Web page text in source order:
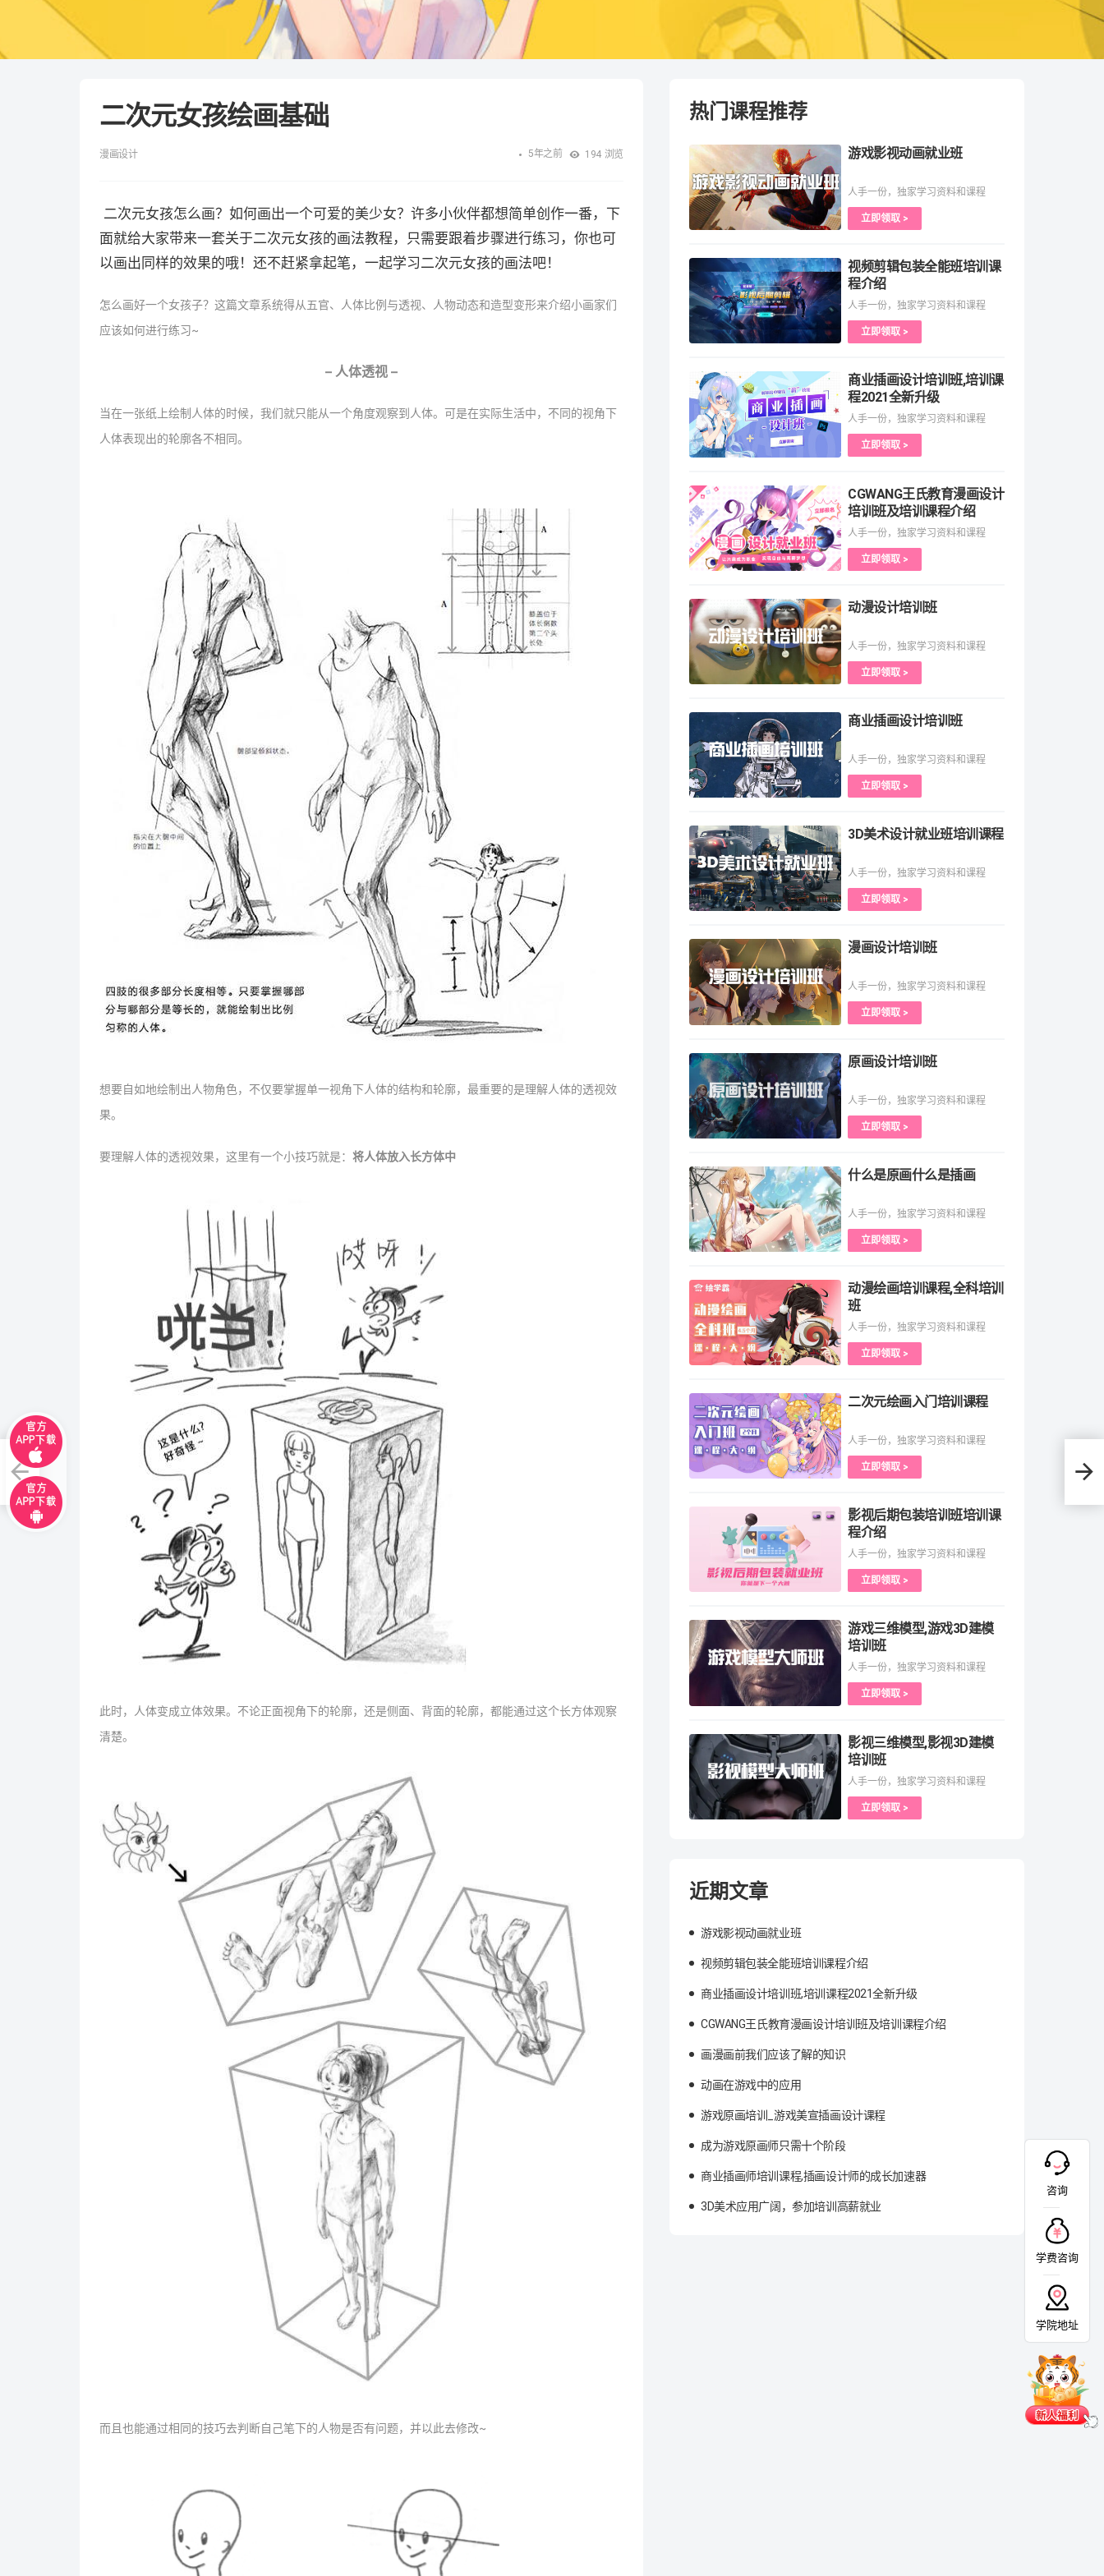
二次元女孩绘画基础
漫画设计 5年之前 194 浏览
二次元女孩怎么画？如何画出一个可爱的美少女？许多小伙伴都想简单创作一番，下
面就给大家带来一套关于二次元女孩的画法教程，只需要跟着步骤进行练习，你也可
以画出同样的效果的哦！还不赶紧拿起笔，一起学习二次元女孩的画法吧！
怎么画好一个女孩子？ 这篇文章系统得从五官、人体比例与透视、人物动态和造型变形来介绍小画家们
应该如何进行练习~
– 人体透视 –
当在一张纸上绘制人体的时候，我们就只能从一个角度观察到人体。可是在实际生活中，不同的视角下
人体表现出的轮廓各不相同。
想要自如地绘制出人物角色，不仅要掌握单一视角下人体的结构和轮廓，最重要的是理解人体的透视效
果。
要理解人体的透视效果，这里有一个小技巧就是： 将人体放入长方体中
此时，人体变成立体效果。不论正面视角下的轮廓，还是侧面、背面的轮廓，都能通过这个长方体观察
清楚。
而且也能通过相同的技巧去判断自己笔下的人物是否有问题，并以此去修改~
学习
热门课程推荐
游戏影视动画就业班
人手一份，独家学习资料和课程
立即领取 >
视频剪辑包装全能班培训课
程介绍
人手一份，独家学习资料和课程
立即领取 >
商业插画设计培训班,培训课
程2021全新升级
人手一份，独家学习资料和课程
立即领取 >
CGWANG王氏教育漫画设计
培训班及培训课程介绍
人手一份，独家学习资料和课程
立即领取 >
动漫设计培训班
人手一份，独家学习资料和课程
立即领取 >
商业插画设计培训班
人手一份，独家学习资料和课程
立即领取 >
3D美术设计就业班培训课程
人手一份，独家学习资料和课程
立即领取 >
漫画设计培训班
人手一份，独家学习资料和课程
立即领取 >
原画设计培训班
人手一份，独家学习资料和课程
立即领取 >
什么是原画什么是插画
人手一份，独家学习资料和课程
立即领取 >
动漫绘画培训课程,全科培训
班
人手一份，独家学习资料和课程
立即领取 >
二次元绘画入门培训课程
人手一份，独家学习资料和课程
立即领取 >
影视后期包装培训班培训课
程介绍
人手一份，独家学习资料和课程
立即领取 >
游戏三维模型,游戏3D建模
培训班
人手一份，独家学习资料和课程
立即领取 >
影视三维模型,影视3D建模
培训班
人手一份，独家学习资料和课程
立即领取 >
近期文章
游戏影视动画就业班
视频剪辑包装全能班培训课程介绍
商业插画设计培训班,培训课程2021全新升级
CGWANG王氏教育漫画设计培训班及培训课程介绍
画漫画前我们应该了解的知识
动画在游戏中的应用
游戏原画培训_游戏美宣插画设计课程
成为游戏原画师只需十个阶段
商业插画师培训课程,插画设计师的成长加速器
3D美术应用广阔，参加培训高薪就业
咨询
学费咨询
学院地址